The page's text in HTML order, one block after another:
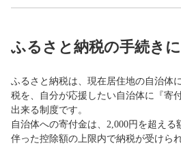
ふるさと納税の手続き
ふるさと納税は、現在居住地の自治体
税を、自分が応援したい自治体に『寄
出来る制度です。
自治体への寄付金は、2,000円を超える
伴った控除額の上限内で納税が受けら